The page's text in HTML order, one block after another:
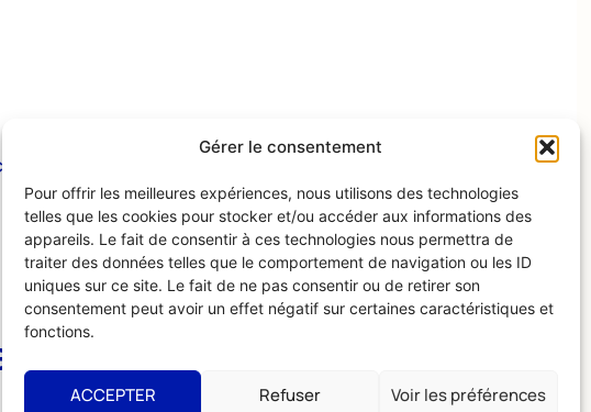
Gérer le consentement
Pour offrir les meilleures expériences, nous utilisons des technologies
telles que les cookies pour stocker et/ou accéder aux informations des
appareils. Le fait de consentir à ces technologies nous permettra de
traiter des données telles que le comportement de navigation ou les ID
uniques sur ce site. Le fait de ne pas consentir ou de retirer son
consentement peut avoir un effet négatif sur certaines caractéristiques et
fonctions.
ACCEPTER Refuser Voir les préférences
?